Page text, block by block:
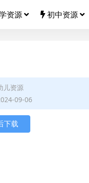
资源 初中资源
儿资源
09-06
下载